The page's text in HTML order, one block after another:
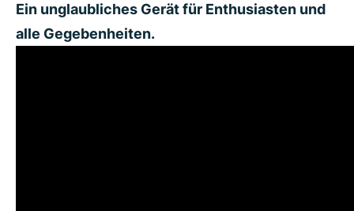
Ein unglaubliches Gerät für Enthusiasten und
alle Gegebenheiten.